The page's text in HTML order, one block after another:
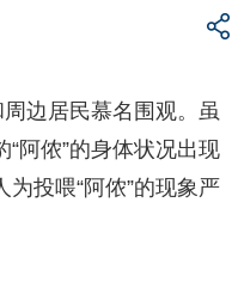
边居民慕名围观。虽
阿侬”的身体状况出现
投喂“阿侬”的现象严